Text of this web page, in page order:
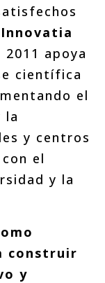
Innovatia
apoya
científica
el
la
y centros
el
y la
construir
y